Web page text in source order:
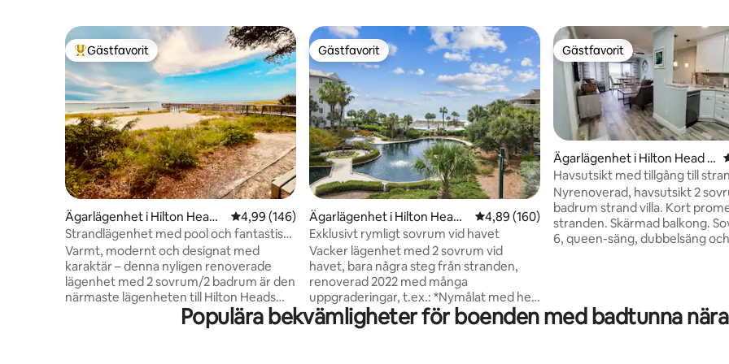
Populär gästfavorit
Gästfavorit
Ägarlägenhet i Hilton Head I
sland
4,99 av 5 i genomsnittligt betyg, 146 omdömen
4,99 (146)
Strandlägenhet med pool och fantastisk
naturutsikt
Varmt, modernt och designat med
karaktär – denna nyligen renoverade
lägenhet med 2 sovrum/2 badrum är den
närmaste lägenheten till Hilton Heads
dolda pärla av strand, med utsikt över
lagunen och sundet. Dubbelsäng i det
Gästfavorit
Gästfavorit
Ägarlägenhet i Hilton Head I
sland
4,89 av 5 i genomsnittligt betyg, 160
4,89 (160)
Exklusivt rymligt sovrum vid havet
Vacker lägenhet med 2 sovrum vid
havet, bara några steg från stranden,
renoverad 2022 med många
uppgraderingar, t.ex.: *Nymålat med helt
nya golv i hela boendet *Ny 55-tums
Samsung Smart QLED-TV i
Gästfavorit
Gästfavorit
Ägarlägenhet i Hilton Head Is
land
Havsutsikt med tillgång till
Nyrenoverad, havsutsikt 2
badrum strand villa. Kort
stranden. Skärmad balkong.
6, queen-säng, dubbelsäng och
och inredning.
Populära bekvämligheter för boenden med badtunna